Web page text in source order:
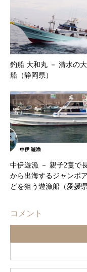
釣船 大和丸 － 清水の
船（静岡県）
中伊遊漁 － 親子2隻で長
から出海するジャンボ
どを狙う遊漁船（愛媛県
コメント